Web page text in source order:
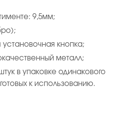
9,5мм;
установочная кнопка;
металл;
в упаковке одинакового
к использованию.